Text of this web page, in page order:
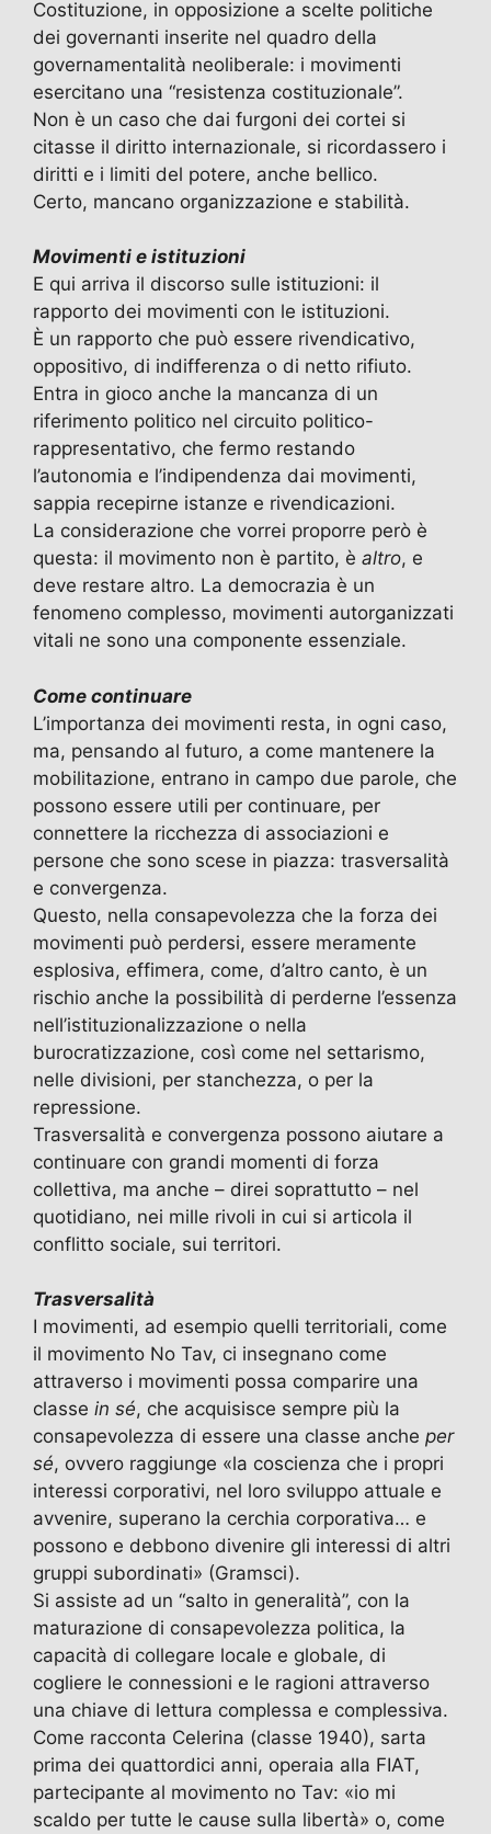
Costituzione, in opposizione a scelte politiche
dei governanti inserite nel quadro della
governamentalità neoliberale: i movimenti
esercitano una “resistenza costituzionale”.
Non è un caso che dai furgoni dei cortei si
citasse il diritto internazionale, si ricordassero i
diritti e i limiti del potere, anche bellico.
Certo, mancano organizzazione e stabilità.
Movimenti e istituzioni
E qui arriva il discorso sulle istituzioni: il
rapporto dei movimenti con le istituzioni.
È un rapporto che può essere rivendicativo,
oppositivo, di indifferenza o di netto rifiuto.
Entra in gioco anche la mancanza di un
riferimento politico nel circuito politico-
rappresentativo, che fermo restando
l’autonomia e l’indipendenza dai movimenti,
sappia recepirne istanze e rivendicazioni.
La considerazione che vorrei proporre però è
questa: il movimento non è partito, è altro, e
deve restare altro. La democrazia è un
fenomeno complesso, movimenti autorganizzati
vitali ne sono una componente essenziale.
Come continuare
L’importanza dei movimenti resta, in ogni caso,
ma, pensando al futuro, a come mantenere la
mobilitazione, entrano in campo due parole, che
possono essere utili per continuare, per
connettere la ricchezza di associazioni e
persone che sono scese in piazza: trasversalità
e convergenza.
Questo, nella consapevolezza che la forza dei
movimenti può perdersi, essere meramente
esplosiva, effimera, come, d’altro canto, è un
rischio anche la possibilità di perderne l’essenza
nell’istituzionalizzazione o nella
burocratizzazione, così come nel settarismo,
nelle divisioni, per stanchezza, o per la
repressione.
Trasversalità e convergenza possono aiutare a
continuare con grandi momenti di forza
collettiva, ma anche – direi soprattutto – nel
quotidiano, nei mille rivoli in cui si articola il
conflitto sociale, sui territori.
Trasversalità
I movimenti, ad esempio quelli territoriali, come
il movimento No Tav, ci insegnano come
attraverso i movimenti possa comparire una
classe in sé, che acquisisce sempre più la
consapevolezza di essere una classe anche per
sé, ovvero raggiunge «la coscienza che i propri
interessi corporativi, nel loro sviluppo attuale e
avvenire, superano la cerchia corporativa… e
possono e debbono divenire gli interessi di altri
gruppi subordinati» (Gramsci).
Si assiste ad un “salto in generalità”, con la
maturazione di consapevolezza politica, la
capacità di collegare locale e globale, di
cogliere le connessioni e le ragioni attraverso
una chiave di lettura complessa e complessiva.
Come racconta Celerina (classe 1940), sarta
prima dei quattordici anni, operaia alla FIAT,
partecipante al movimento no Tav: «io mi
scaldo per tutte le cause sulla libertà» o, come